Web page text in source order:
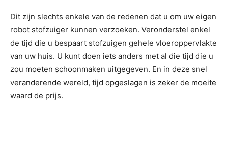
Dit zijn slechts enkele van de redenen dat u om uw eigen
robot stofzuiger kunnen verzoeken. Veronderstel enkel
de tijd die u bespaart stofzuigen gehele vloeroppervlakte
van uw huis. U kunt doen iets anders met al die tijd die u
zou moeten schoonmaken uitgegeven. En in deze snel
veranderende wereld, tijd opgeslagen is zeker de moeite
waard de prijs.